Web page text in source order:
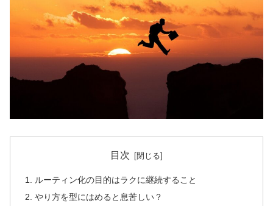
目次
ルーティン化の目的はラクに継続すること
やり方を型にはめると息苦しい？